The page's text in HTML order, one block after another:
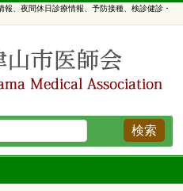
、夜間休日診療情報、予防接種、検診健診・